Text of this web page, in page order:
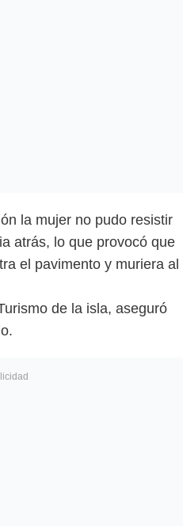
la mujer no pudo resistir
atrás, lo que provocó que
el pavimento y muriera al
de la isla, aseguró